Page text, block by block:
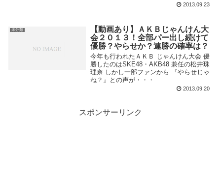
2013.09.23
未分類
【動画あり】ＡＫＢじゃんけん大
会２０１３！全部パー出し続けて
優勝？やらせか？連勝の確率は？
今年も行われたＡＫＢ じゃんけん大会 優
勝したのはSKE48・AKB48 兼任の松井珠
理奈 しかし一部ファンから 『やらせじゃ
ね？』との声が・・・
2013.09.20
スポンサーリンク